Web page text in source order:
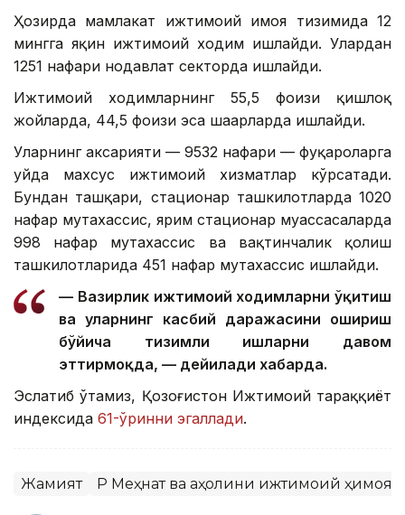
Ҳозирда мамлакат ижтимоий ҳимоя тизимида 12
мингга яқин ижтимоий ходим ишлайди. Улардан
1251 нафари нодавлат секторда ишлайди.
Ижтимоий ходимларнинг 55,5 фоизи қишлоқ
жойларда, 44,5 фоизи эса шаҳарларда ишлайди.
Уларнинг аксарияти — 9532 нафари — фуқароларга
уйда махсус ижтимоий хизматлар кўрсатади.
Бундан ташқари, стационар ташкилотларда 1020
нафар мутахассис, ярим стационар муассасаларда
998 нафар мутахассис ва вақтинчалик қолиш
ташкилотларида 451 нафар мутахассис ишлайди.
— Вазирлик ижтимоий ходимларни ўқитиш
ва уларнинг касбий даражасини ошириш
бўйича тизимли ишларни давом
эттирмоқда, — дейилади хабарда.
Эслатиб ўтамиз, Қозоғистон Ижтимоий тараққиёт
индексида 61-ўринни эгаллади.
Жамият ҚР Меҳнат ва аҳолини ижтимоий ҳимоя